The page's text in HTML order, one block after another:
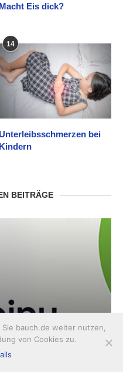
Macht Eis dick?
14
Unterleibsschmerzen bei
Kindern
BEITRÄGE
bauch.de weiter nutzen,
von Cookies zu.